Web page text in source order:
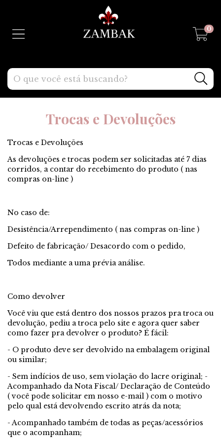
0
Trocas e Devoluções
Trocas e Devoluções
As devoluções e trocas podem ser solicitadas até 7 dias
corridos, a contar do recebimento do produto ( nas
compras on-line )
No caso de:
Desistência/Arrependimento ( nas compras on-line )
Defeito de fabricação/ Desacordo com o pedido,
Todos mediante a uma prévia análise.
Como devolver
Você viu que está dentro dos nossos prazos pra troca ou
devolução, pediu a troca pelo site e agora quer saber
como fazer pra devolver o produto? É fácil:
- O produto deve ser devolvido na embalagem original
ou similar;
- Sem indícios de uso, sem violação do lacre original; -
Acompanhado da Nota Fiscal/ Declaração de Conteúdo
( você pode solicitar em nosso e-mail ) com o motivo
pelo qual está devolvendo escrito atrás da nota;
- Acompanhado também de todas as peças/acessórios
que o acompanham;